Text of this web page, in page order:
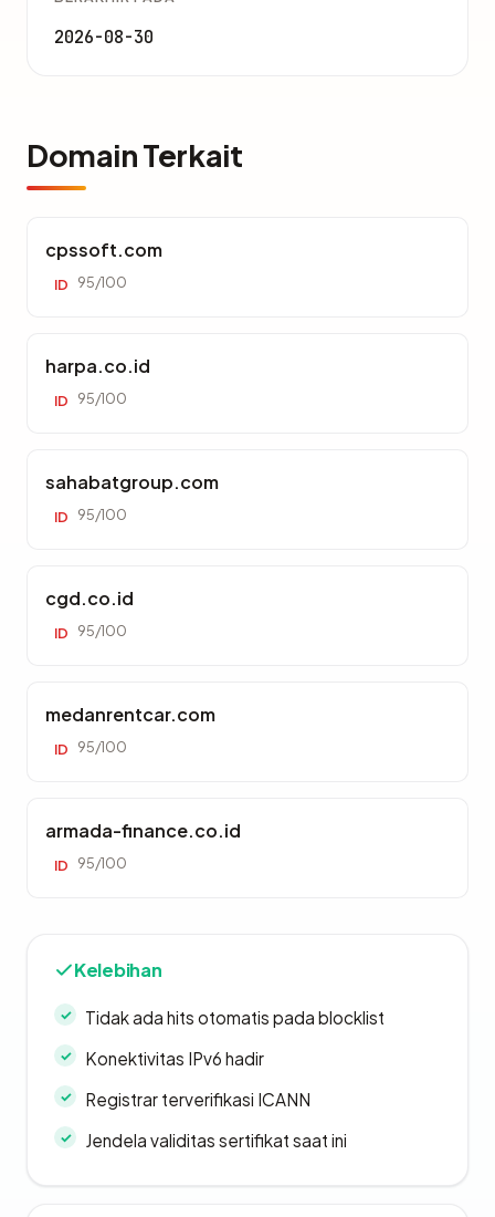
2026-08-30
Domain Terkait
cpssoft.com
ID 95/100
harpa.co.id
ID 95/100
sahabatgroup.com
ID 95/100
cgd.co.id
ID 95/100
medanrentcar.com
ID 95/100
armada-finance.co.id
ID 95/100
Kelebihan
Tidak ada hits otomatis pada blocklist
Konektivitas IPv6 hadir
Registrar terverifikasi ICANN
Jendela validitas sertifikat saat ini